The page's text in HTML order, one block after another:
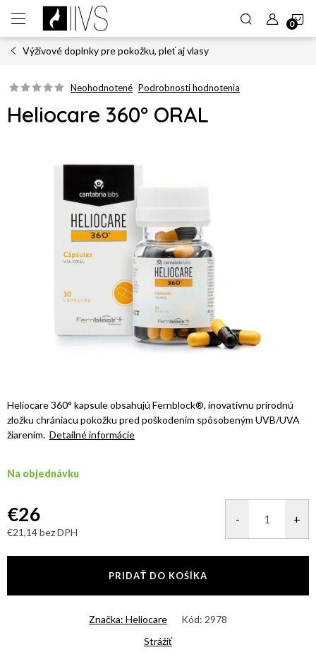
obsah
Výživové doplnky pre pokožku, pleť aj vlasy
Neohodnotené Podrobnosti hodnotenia
Heliocare 360° ORAL
Heliocare 360° kapsule obsahujú Fernblock®, inovatívnu prírodnú
zložku chrániacu pokožku pred poškodením spôsobeným UVB/UVA
žiarením. Detailné informácie
Na objednávku
€26
€21,14 bez DPH
PRIDAŤ DO KOŠÍKA
Značka: Heliocare Kód: 2978
Strážiť